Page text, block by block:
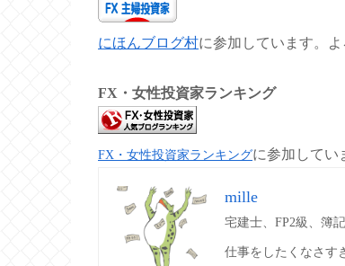
にほんブログ村に参加しています。
FX・女性投資家ランキング
FX・女性投資家ランキングに参加してい
mille
宅建士、FP2級、簿
仕事をしたくなさす